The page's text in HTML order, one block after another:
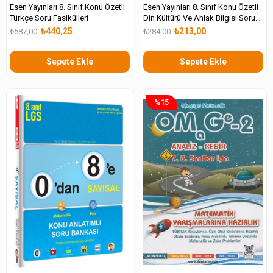
Esen Yayınları 8. Sınıf Konu Özetli
Türkçe Soru Fasikülleri
₺440,25
₺587,00
Sepete Ekle
Esen Yayınları 8. Sınıf Konu Özetli
Din Kültürü Ve Ahlak Bilgisi Soru
Fasikülleri₺213,00
₺284,00
Sepete Ekle
%15